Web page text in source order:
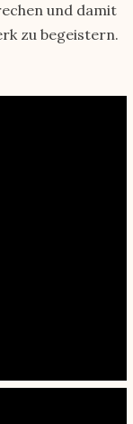
und damit
zu begeistern.